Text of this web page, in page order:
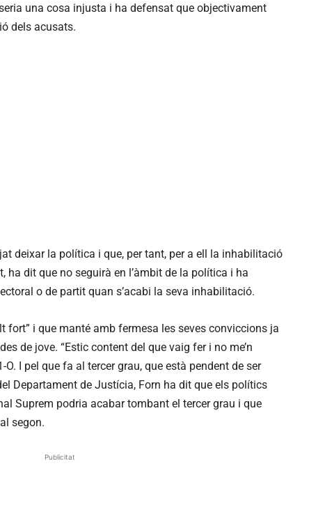
una cosa injusta i ha defensat que objectivament
dels acusats.
deixar la política i que, per tant, per a ell la inhabilitació
ha dit que no seguirà en l’àmbit de la política i ha
o de partit quan s’acabi la seva inhabilitació.
fort” i que manté amb fermesa les seves conviccions ja
de jove. “Estic content del que vaig fer i no me’n
O. I pel que fa al tercer grau, que està pendent de ser
Departament de Justícia, Forn ha dit que els polítics
Suprem podria acabar tombant el tercer grau i que
segon.
Publicitat